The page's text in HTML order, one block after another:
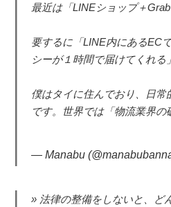
最近は「LINEショップ＋
要するに「LINE内にあるEC
シーが１時間で届けてくれる
僕はタイに住んでおり、日
です。世界では「物流業界
— Manabu
法律の整備をしないと、ど